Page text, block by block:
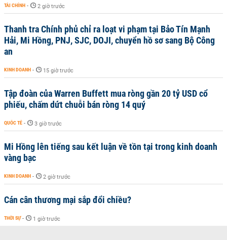
TÀI CHÍNH - 2 giờ trước
Thanh tra Chính phủ chỉ ra loạt vi phạm tại Bảo Tín Mạnh
Hải, Mi Hồng, PNJ, SJC, DOJI, chuyển hồ sơ sang Bộ Công
an
KINH DOANH - 15 giờ trước
Tập đoàn của Warren Buffett mua ròng gần 20 tỷ USD cổ
phiếu, chấm dứt chuỗi bán ròng 14 quý
QUỐC TẾ - 3 giờ trước
Mi Hồng lên tiếng sau kết luận về tồn tại trong kinh doanh
vàng bạc
KINH DOANH - 2 giờ trước
Cán cân thương mại sắp đổi chiều?
THỜI SỰ - 1 giờ trước